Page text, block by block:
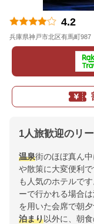
4.2
兵庫県神戸市北区有馬町987
1人旅歓迎のリ
温泉街のほぼ真ん
や散策に大変便利で
も人気のホテルで
ーで行かれる場合
を用いた会席で朝
泊まり以外に、朝